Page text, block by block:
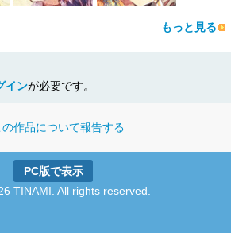
もっと見る
インが必要です。
の作品について報告する
PC版で表示
TINAMI. All rights reserved.